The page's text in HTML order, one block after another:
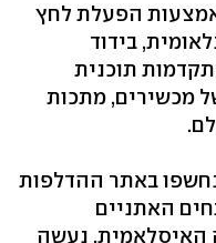
הפעלת לחץ
בידוד
תוכנית
מכשירים, מתכות
באתר ההדלפות
האתניים
האיסלאמית, נעשה